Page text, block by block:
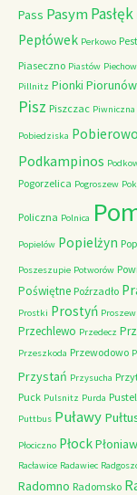
Pass PasymPasłęk
Pepłówek Perkowo
Piaseczno Piastów
Pillnitz Pionki Piorunów
Pisz Piszczac Piwniczna
Pobiedziska Pobierowo
Podkampinos
Pogorzelica Pogroszew
Policzna Polnica
Popielów Popielżyn
Poszeszupie Potworów
Poświętne Poźrzadło
Prostki Prostyń Proszew
Przechlewo Przedecz
Przeszkoda Przewodowo
Przystań Przysucha
Puck Pulsnitz Purda
Puttbus Puławy
Płociczno Płock
Racławice Radawiec
Radomno Radomsko